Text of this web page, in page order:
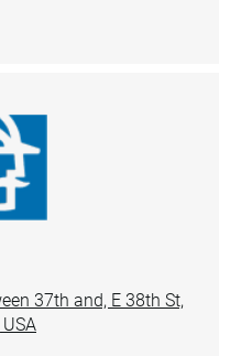
37th and, E 38th St,